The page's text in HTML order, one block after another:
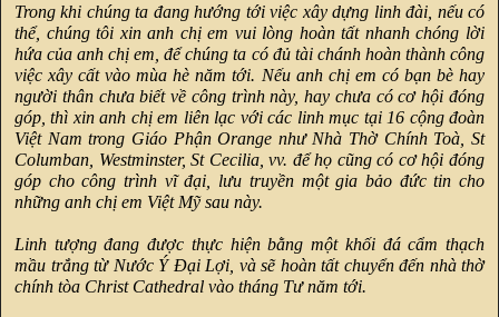
Trong khi chúng ta đang hướng tới việc xây dựng linh đài, nếu có
thể, chúng tôi xin anh chị em vui lòng hoàn tất nhanh chóng lời
hứa của anh chị em, để chúng ta có đủ tài chánh hoàn thành công
việc xây cất vào mùa hè năm tới. Nếu anh chị em có bạn bè hay
người thân chưa biết về công trình này, hay chưa có cơ hội đóng
góp, thì xin anh chị em liên lạc với các linh mục tại 16 cộng đoàn
Việt Nam trong Giáo Phận Orange như Nhà Thờ Chính Toà, St
Columban, Westminster, St Cecilia, vv. để họ cũng có cơ hội đóng
góp cho công trình vĩ đại, lưu truyền một gia bảo đức tin cho
những anh chị em Việt Mỹ sau này.
Linh tượng đang được thực hiện bằng một khối đá cẩm thạch
mầu trắng từ Nước Ý Đại Lợi, và sẽ hoàn tất chuyển đến nhà thờ
chính tòa Christ Cathedral vào tháng Tư năm tới.